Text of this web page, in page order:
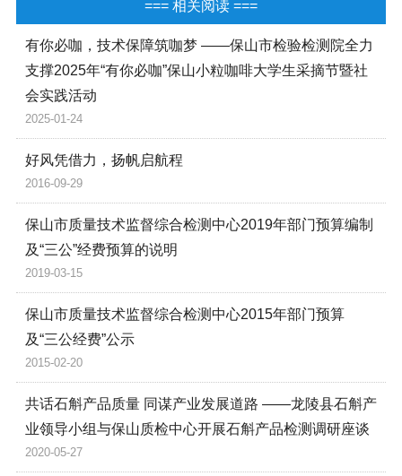
=== 相关阅读 ===
有你必咖，技术保障筑咖梦 ——保山市检验检测院全力
支撑2025年“有你必咖”保山小粒咖啡大学生采摘节暨社
会实践活动
2025-01-24
好风凭借力，扬帆启航程
2016-09-29
保山市质量技术监督综合检测中心2019年部门预算编制
及“三公”经费预算的说明
2019-03-15
保山市质量技术监督综合检测中心2015年部门预算
及“三公经费”公示
2015-02-20
共话石斛产品质量 同谋产业发展道路 ——龙陵县石斛产
业领导小组与保山质检中心开展石斛产品检测调研座谈
2020-05-27